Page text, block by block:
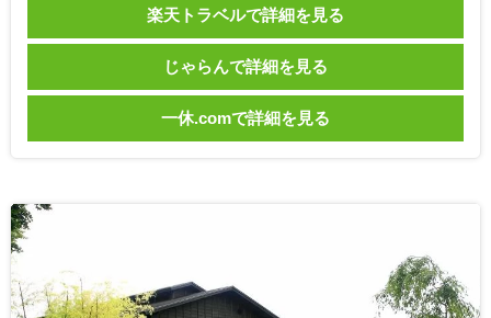
楽天トラベルで詳細を見る
じゃらんで詳細を見る
一休.comで詳細を見る